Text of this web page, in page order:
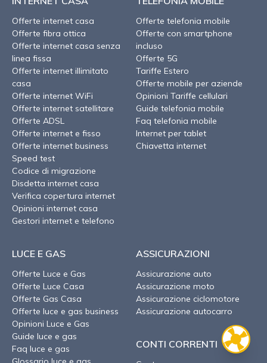
Offerte internet casa
Offerte fibra ottica
Offerte internet casa senza
linea fissa
Offerte internet illimitato
casa
Offerte internet WiFi
Offerte internet satellitare
Offerte ADSL
Offerte internet e fisso
Offerte internet business
Speed test
Codice di migrazione
Disdetta internet casa
Verifica copertura internet
Opinioni internet casa
Gestori internet e telefono
Offerte telefonia mobile
Offerte con smartphone
incluso
Offerte 5G
Tariffe Estero
Offerte mobile per aziende
Opinioni Tariffe cellulari
Guide telefonia mobile
Faq telefonia mobile
Internet per tablet
Chiavetta internet
LUCE E GAS
Offerte Luce e Gas
Offerte Luce Casa
Offerte Gas Casa
Offerte luce e gas business
Opinioni Luce e Gas
Guide luce e gas
Faq luce e gas
ASSICURAZIONI
Assicurazione auto
Assicurazione moto
Assicurazione ciclomotore
Assicurazione autocarro
CONTI CORRENTI